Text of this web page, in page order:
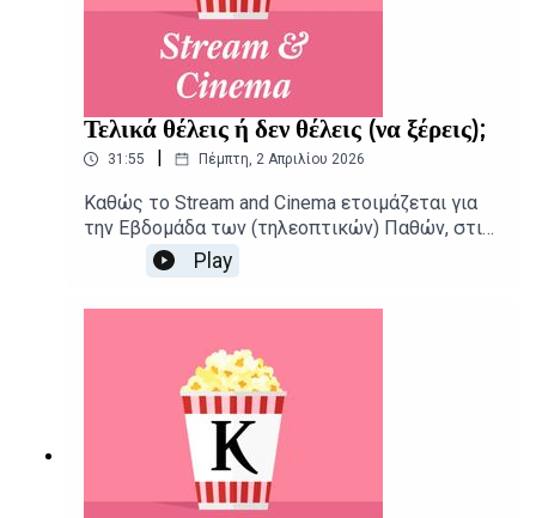
Τελικά θέλεις ή δεν θέλεις (να ξέρεις);
31:55 | Πέμπτη, 2 Απριλίου 2026
Καθώς το Stream and Cinema ετοιμάζεται για
την Εβδομάδα των (τηλεοπτικών) Παθών, στις
αίθουσες φτάνει μια εναλλακτική ρομαντική
κομεντί με λαμπερούς πρωταγωνιστές, αλλά
και ο πλατωνικός έρωτας του Αντόνιο
Παρουσίαση: Αιμίλιος Χαρμπής, Αλεξάνδρα
ΣκαράκηΕπιμέλεια παραγωγής: Urbi Productions
Play